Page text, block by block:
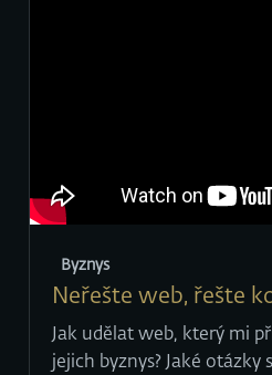
Byznys
Neřešte web, řešte
Jak udělat web, který mi
jejich byznys? Jaké otázky